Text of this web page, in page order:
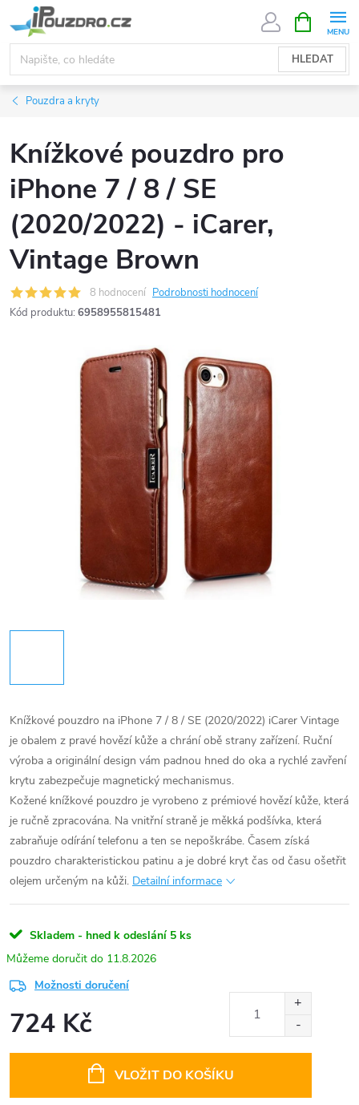
na
obsah
HLEDAT
NÁKUPNÍ
KOŠÍK
Pouzdra a kryty
Knížkové pouzdro pro
iPhone 7 / 8 / SE
(2020/2022) - iCarer,
Vintage Brown
8 hodnocení Podrobnosti hodnocení
Kód produktu: 6958955815481
Knížkové pouzdro na iPhone 7 / 8 / SE (2020/2022) iCarer Vintage
je obalem z pravé hovězí kůže a chrání obě strany zařízení. Ruční
výroba a originální design vám padnou hned do oka a rychlé zavření
krytu zabezpečuje magnetický mechanismus.
Kožené knížkové pouzdro je vyrobeno z prémiové hovězí kůže, která
je ručně zpracována. Na vnitřní straně je měkká podšívka, která
zabraňuje odírání telefonu a ten se nepoškrábe. Časem získá
pouzdro charakteristickou patinu a je dobré kryt čas od času ošetřit
olejem určeným na kůži. Detailní informace
Skladem - hned k odeslání 5 ks
11.8.2026
Možnosti doručení
724 Kč
VLOŽIT DO KOŠÍKU